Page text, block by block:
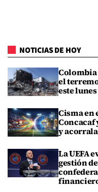
NOTICIAS DE HOY
Colombia
el
este
Cisma en
Concacaf
y
La UEFA
gestión